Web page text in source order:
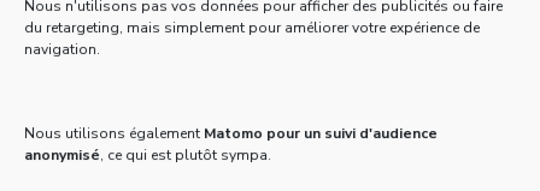
Nous n'utilisons pas vos données pour afficher des publicités ou faire
du retargeting, mais simplement pour améliorer votre expérience de
navigation.
Nous utilisons également Matomo pour un suivi d'audience
anonymisé, ce qui est plutôt sympa.
0
passion orange meringuées sont idéales …
Tous les 15 jours, recevez une Newsletter gratuite
Email *